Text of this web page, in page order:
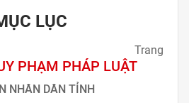
LỤC
Trang
PHẠM PHÁP LUẬT
NHÂN DÂN TỈNH